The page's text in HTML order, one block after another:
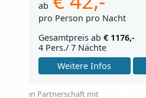
ab
pro Person pro Nacht
Gesamtpreis ab € 1176,-
4 Pers./ 7 Nächte
Weitere Infos
in Partnerschaft mit